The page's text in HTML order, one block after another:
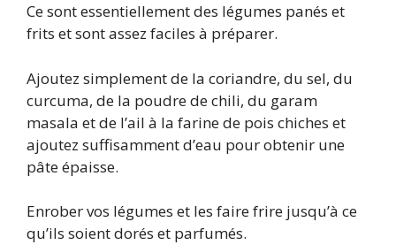
Ce sont essentiellement des légumes panés et
frits et sont assez faciles à préparer.
Ajoutez simplement de la coriandre, du sel, du
curcuma, de la poudre de chili, du garam
masala et de l’ail à la farine de pois chiches et
ajoutez suffisamment d’eau pour obtenir une
pâte épaisse.
Enrober vos légumes et les faire frire jusqu’à ce
qu’ils soient dorés et parfumés.